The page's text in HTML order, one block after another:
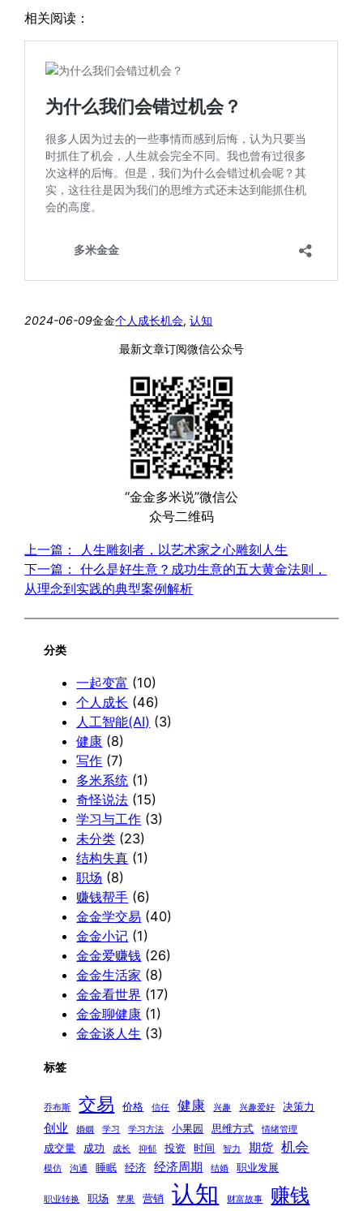
相关阅读：
2024-06-09金金个人成长机会, 认知
最新文章订阅微信公众号
“金金多米说”微信公
众号二维码
上一篇：
人生雕刻者，以艺术家之心雕刻人生
下一篇：
什么是好生意？成功生意的五大黄金法则，
从理念到实践的典型案例解析
分类
一起变富 (10)
个人成长 (46)
人工智能(AI) (3)
健康 (8)
写作 (7)
多米系统 (1)
奇怪说法 (15)
学习与工作 (3)
未分类 (23)
结构失真 (1)
职场 (8)
赚钱帮手 (6)
金金学交易 (40)
金金小记 (1)
金金爱赚钱 (26)
金金生活家 (8)
金金看世界 (17)
金金聊健康 (1)
金金谈人生 (3)
标签
乔布斯 交易 价格 信任 健康 兴趣 兴趣爱好 决策力
创业 婚姻 学习 学习方法 小果园 思维方式 情绪管理
成交量 成功 成长 抑郁 投资 时间 智力 期货 机会
模仿 沟通 睡眠 经济 经济周期 结婚 职业发展
职业转换 职场 苹果 营销 认知 财富故事 赚钱